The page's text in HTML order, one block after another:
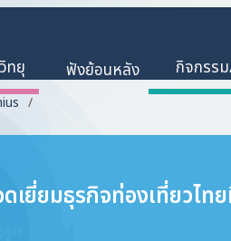
ทยุ ฟังย้อนหลัง กิจกรร
ดเยี่ยมธุรกิจท่องเที่ยวไท